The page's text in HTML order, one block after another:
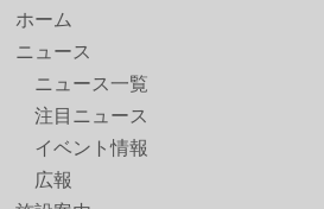
ホーム
ニュース
ニュース一覧
注目ニュース
イベント情報
広報